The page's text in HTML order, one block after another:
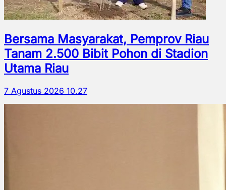
Bersama Masyarakat, Pemprov Riau
Tanam 2.500 Bibit Pohon di Stadion
Utama Riau
7 Agustus 2026 10.27